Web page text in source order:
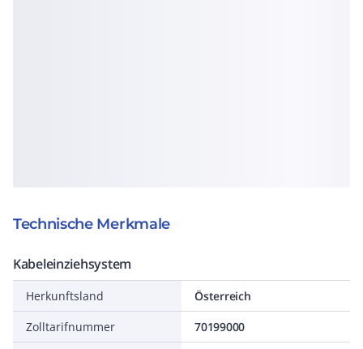
Technische Merkmale
Kabeleinziehsystem
Herkunftsland
Österreich
Zolltarifnummer
70199000